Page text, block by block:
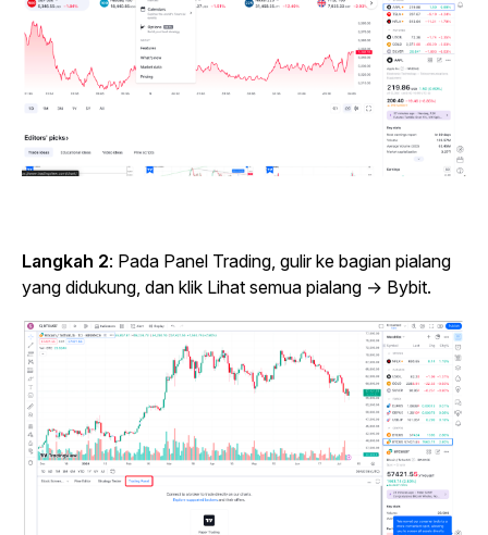
Langkah 2: Pada Panel Trading, gulir ke bagian pialang
yang didukung, dan klik Lihat semua pialang → Bybit.